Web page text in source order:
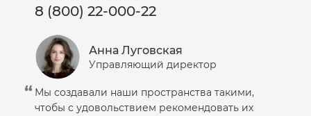
8 (800) 22-000-22
Анна Луговская
Управляющий директор
Мы создавали наши пространства такими,
чтобы с удовольствием рекомендовать их